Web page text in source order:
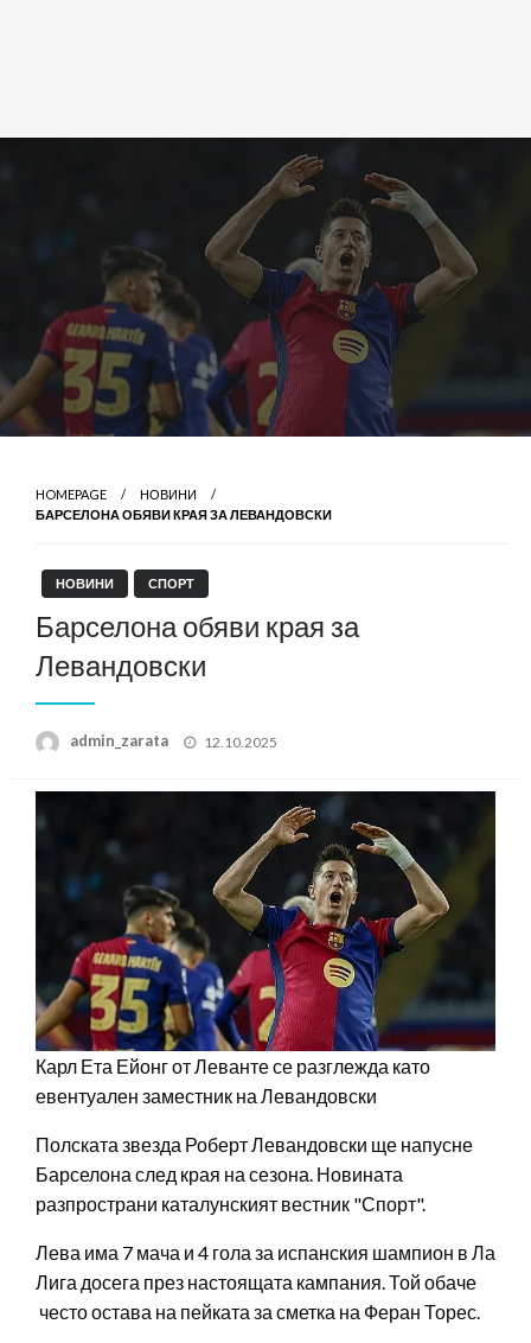
HOMEPAGE
НОВИНИ
БАРСЕЛОНА ОБЯВИ КРАЯ ЗА ЛЕВАНДОВСКИ
НОВИНИ СПОРТ
Барселона обяви края за
Левандовски
admin_zarata
Posted
12.10.2025
Карл Ета Ейонг от Леванте се разглежда като
евентуален заместник на Левандовски
Полската звезда Роберт Левандовски ще напусне
Барселона след края на сезона. Новината
разпространи каталунският вестник "Спорт".
Лева има 7 мача и 4 гола за испанския шампион в Ла
Лига досега през настоящата кампания. Той обаче
често остава на пейката за сметка на Феран Торес.